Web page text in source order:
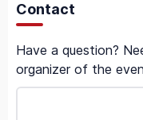
Contact
Have a question?
organizer of the